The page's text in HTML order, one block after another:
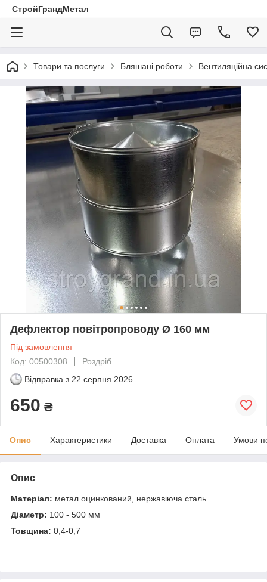
СтройГрандМетал
Товари та послуги Бляшані роботи Вентиляційна
Дефлектор повітропроводу Ø 160 мм
Під замовлення
Код: 00500308
Роздріб
Відправка з 22 серпня 2026
650 ₴
Опис Характеристики Доставка Оплата Умови
Опис
Матеріал: метал оцинкований, нержавіюча сталь
Діаметр: 100 - 500 мм
Товщина: 0,4-0,7